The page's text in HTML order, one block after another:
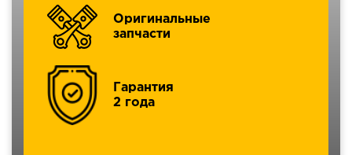
Оригинальные
запчасти
Гарантия
2 года